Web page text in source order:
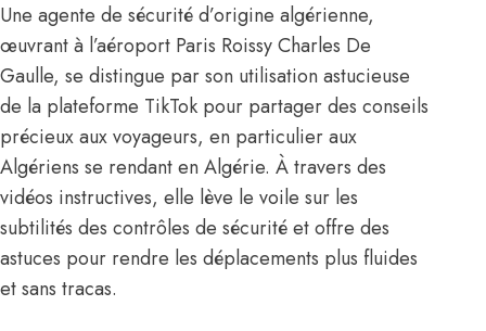
Une agente de sécurité d’origine algérienne,
œuvrant à l’aéroport Paris Roissy Charles De
Gaulle, se distingue par son utilisation astucieuse
de la plateforme TikTok pour partager des conseils
précieux aux voyageurs, en particulier aux
Algériens se rendant en Algérie. À travers des
vidéos instructives, elle lève le voile sur les
subtilités des contrôles de sécurité et offre des
astuces pour rendre les déplacements plus fluides
et sans tracas.